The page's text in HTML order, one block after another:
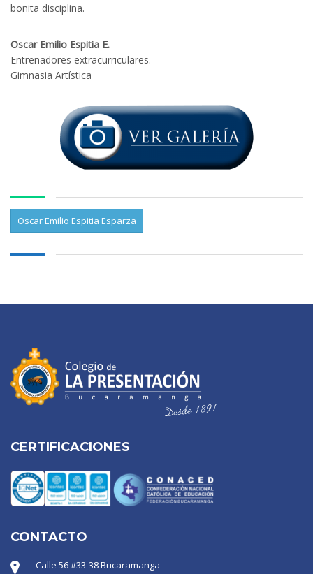
bonita disciplina.
Oscar Emilio Espitia E.
Entrenadores extracurriculares.
Gimnasia Artística
Oscar Emilio Espitia Esparza
CERTIFICACIONES
CONTACTO
Calle 56 #33-38 Bucaramanga -